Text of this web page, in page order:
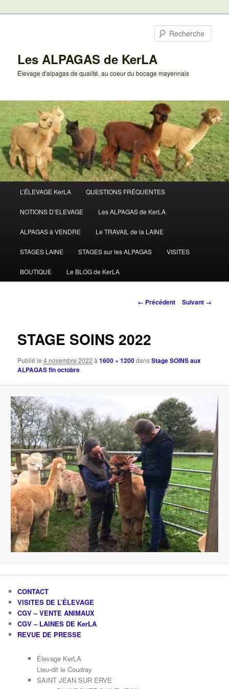
Les ALPAGAS de KerLA
Élevage d'alpagas de qualité, au coeur du bocage mayennais
principal
L’ÉLEVAGE KerLA QUESTIONS FRÉQUENTES
NOTIONS D’ELEVAGE Les ALPAGAS de KerLA
ALPAGAS à VENDRE Le TRAVAIL de la LAINE
STAGES LAINE STAGES sur les ALPAGAS VISITES
BOUTIQUE Le BLOG de KerLA
Navigation
← Précédent Suivant →
STAGE SOINS 2022
Publié le4 novembre 2022 à1600 × 1200dansStage SOINS aux
ALPAGAS fin octobre
CONTACT
VISITES DE L’ÉLEVAGE
CGV – VENTE ANIMAUX
CGV – LAINES DE KerLA
REVUE DE PRESSE
Élevage KerLA
Lieu-dit le Coudray
SAINT JEAN SUR ERVE